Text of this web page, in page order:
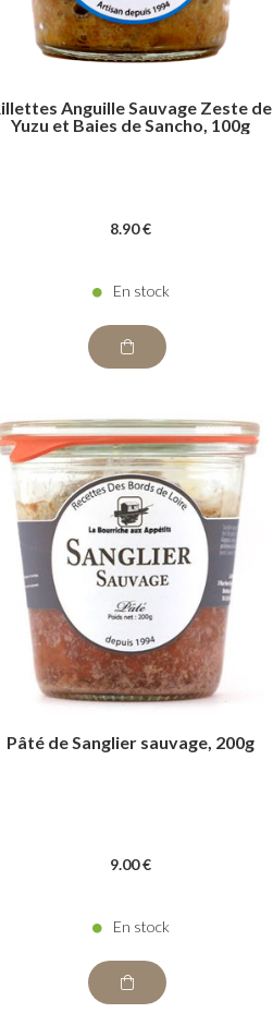
Anguille Sauvage Zeste de
Yuzu et Baies de Sancho, 100g
8.90€
En stock
Pâté de Sanglier sauvage, 200g
9.00€
En stock